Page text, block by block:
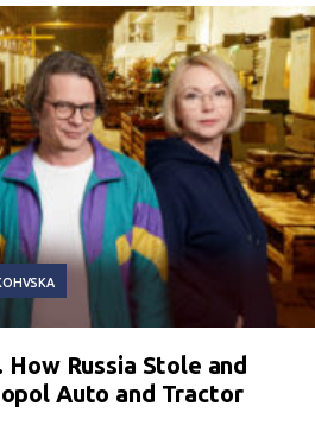
How Russia Stole and
Auto and Tractor